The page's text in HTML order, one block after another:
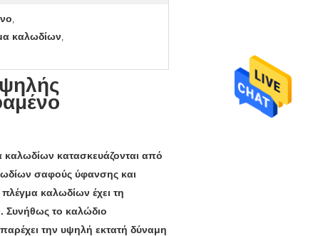
,
καλωδίων,
κατασκευάζονται από
σαφούς ύφανσης και
καλωδίων έχει τη
Συνήθως το καλώδιο
την υψηλή εκτατή δύναμη